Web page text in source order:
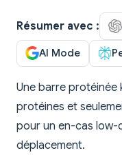
Résumer avec :
AI Mode
Une barre protéinée
protéines et
pour un en-cas
déplacement.